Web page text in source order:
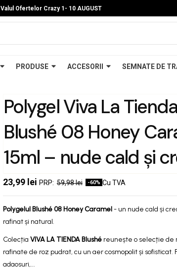
Valul Ofertelor Crazy 1- 10 AUGUST
PRODUSE ACCESORII SEMNATE DE
Polygel Viva La
Blushé 08 Honey
15ml – nude cald și
aderență excelentă, se
pilește ușor, pentru
construcție cu
natural și finisaj
23,99 lei 59,98 lei -60% Cu TVA
Polygelul Blushé 08 Honey Caramel- un nude cald și
rafinat și natural.
Colecția VIVA LA TIENDA Blushé reunește o selecție de
rafinate de roz pudrat, cu un aer cosmopolit și sofisticat.
adaosuri,...